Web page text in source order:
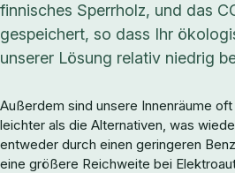
finnisches Sperrholz, und das
gespeichert, so dass Ihr
unserer Lösung relativ niedrig
Außerdem sind unsere Innenräume
leichter als die Alternativen, was
entweder durch einen geringeren
eine größere Reichweite bei